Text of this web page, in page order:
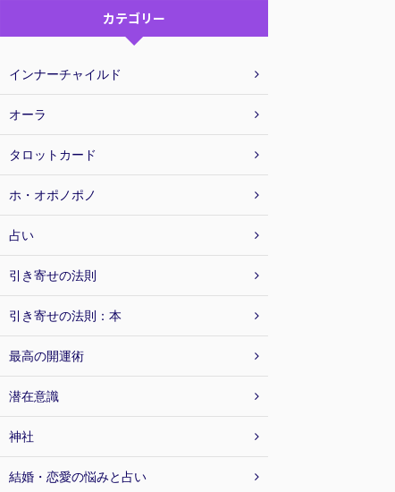
カテゴリー
インナーチャイルド
オーラ
タロットカード
ホ・オポノポノ
占い
引き寄せの法則
引き寄せの法則：本
最高の開運術
潜在意識
神社
結婚・恋愛の悩みと占い